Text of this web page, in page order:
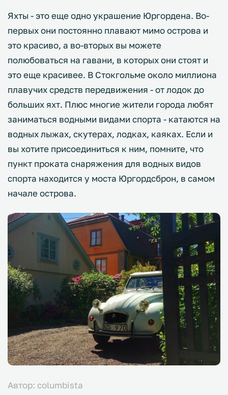
Яхты - это еще одно украшение Юргордена. Во-
первых они постоянно плавают мимо острова и
это красиво, а во-вторых вы можете
полюбоваться на гавани, в которых они стоят и
это еще красивее. В Стокгольме около миллиона
плавучих средств передвижения - от лодок до
больших яхт. Плюс многие жители города любят
заниматься водными видами спорта - катаются на
водных лыжах, скутерах, лодках, каяках. Если и
вы хотите присоединиться к ним, помните, что
пункт проката снаряжения для водных видов
спорта находится у моста Юргордсброн, в самом
начале острова.
Автор: columbista